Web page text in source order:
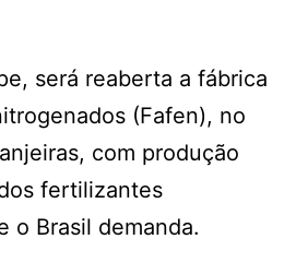
será reaberta a fábrica
(Fafen), no
com produção
fertilizantes
o Brasil demanda.